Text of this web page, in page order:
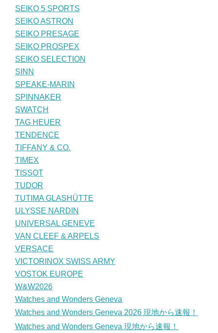
SEIKO 5 SPORTS
SEIKO ASTRON
SEIKO PRESAGE
SEIKO PROSPEX
SEIKO SELECTION
SINN
SPEAKE-MARIN
SPINNAKER
SWATCH
TAG HEUER
TENDENCE
TIFFANY & CO.
TIMEX
TISSOT
TUDOR
TUTIMA GLASHÜTTE
ULYSSE NARDIN
UNIVERSAL GENEVE
VAN CLEEF & ARPELS
VERSACE
VICTORINOX SWISS ARMY
VOSTOK EUROPE
W&W2026
Watches and Wonders Geneva
Watches and Wonders Geneva 2026 現地から速報！
Watches and Wonders Geneva 現地から速報！